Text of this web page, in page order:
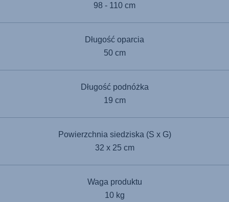
98 - 110 cm
Długość oparcia
50 cm
Długość podnóżka
19 cm
Powierzchnia siedziska (S x G)
32 x 25 cm
Waga produktu
10 kg